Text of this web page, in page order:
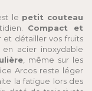
le petit couteau
Compact et
et détailler vos fruits
acier inoxydable
, même sur les
Arcos reste léger
la fatigue lors des